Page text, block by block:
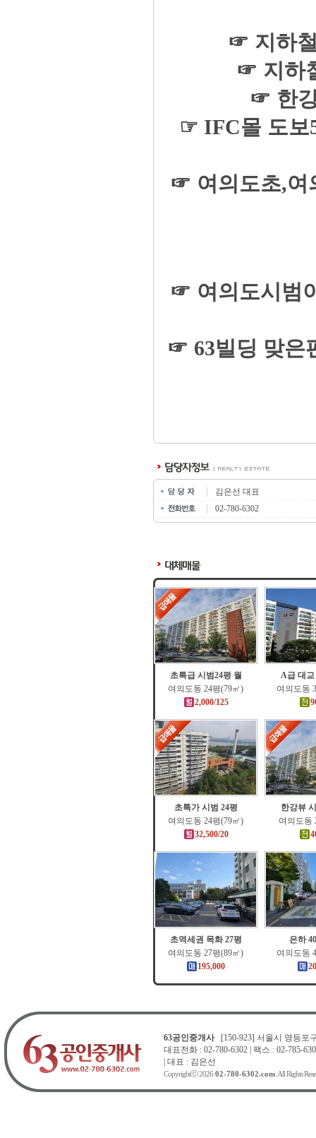
☞ 지하
☞ 지하
☞ 한
☞ IFC몰 도보
☞ 여의도초,여
☞ 여의도시범
☞ 63빌딩 맞은
김은선 대표
02-780-6302
초특급 시범24평 월
여의도동 24평(79㎡)
2,000/125
A급 대교
여의도동
초특가 시범 24평
여의도동 24평(79㎡)
32,500/20
한강뷰
여의도동
초역세권 목화 27평
여의도동 27평(89㎡)
195,000
은하
여의도동
63공인중개사[150-923] 서울시 영등포
대표전화 : 02-780-6302 | 팩스 : 02-785-
| 대표 : 김은선
Copyrightⓒ 2026 02-780-6302.com. All Rights